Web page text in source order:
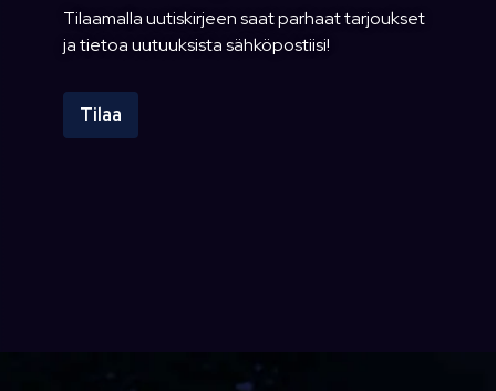
Tilaamalla uutiskirjeen saat parhaat tarjoukset
ja tietoa uutuuksista sähköpostiisi!
Tilaa